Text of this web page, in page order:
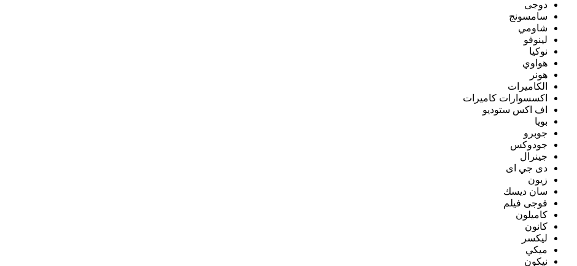
دوجى
سامسونج
شاومي
لينوفو
نوكيا
هواوي
هونر
الكاميرات
اكسسوارات كاميرات
اف اكس ستوديو
بويا
جوبرو
جودوكس
جينرال
دى جي اى
زيون
سان ديسك
فوجى فيلم
كاميلون
كانون
ليكسر
ميكي
نيكون